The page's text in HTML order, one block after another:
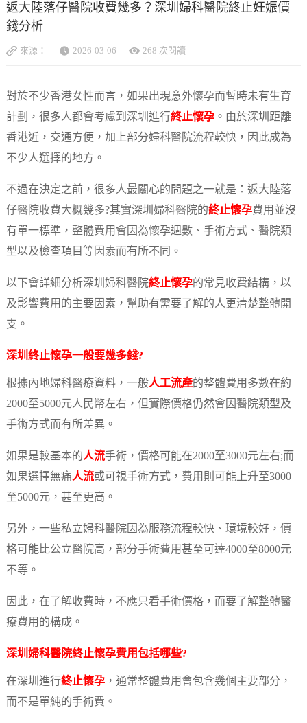
返大陸落仔醫院收費幾多？深圳婦科醫院終止妊娠價
錢分析
來源： 2026-03-06 268 次閱讀
對於不少香港女性而言，如果出現意外懷孕而暫時未有生育
計劃，很多人都會考慮到深圳進行終止懷孕。由於深圳距離
香港近，交通方便，加上部分婦科醫院流程較快，因此成為
不少人選擇的地方。
不過在決定之前，很多人最關心的問題之一就是：返大陸落
仔醫院收費大概幾多?其實深圳婦科醫院的終止懷孕費用並沒
有單一標準，整體費用會因為懷孕週數、手術方式、醫院類
型以及檢查項目等因素而有所不同。
以下會詳細分析深圳婦科醫院終止懷孕的常見收費結構，以
及影響費用的主要因素，幫助有需要了解的人更清楚整體開
支。
深圳 終止懷孕一般要幾多錢?
根據內地婦科醫療資料，一般人工流產的整體費用多數在約
2000至5000元人民幣左右，但實際價格仍然會因醫院類型及
手術方式而有所差異。
如果是較基本的人流手術，價格可能在2000至3000元左右;而
如果選擇無痛人流或可視手術方式，費用則可能上升至3000
至5000元，甚至更高。
另外，一些私立婦科醫院因為服務流程較快、環境較好，價
格可能比公立醫院高，部分手術費用甚至可達4000至8000元
不等。
因此，在了解收費時，不應只看手術價格，而要了解整體醫
療費用的構成。
深圳婦科醫院終止懷孕費用包括哪些?
在深圳進行終止懷孕，通常整體費用會包含幾個主要部分，
而不是單純的手術費。